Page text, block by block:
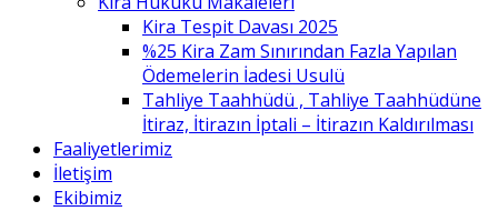
Kira Tespit Davası 2025
%25 Kira Zam Sınırından Fazla Yapılan
Ödemelerin İadesi Usulü
Tahliye Taahhüdü , Tahliye Taahhüdüne
İtiraz, İtirazın İptali – İtirazın Kaldırılması
Faaliyetlerimiz
İletişim
Ekibimiz